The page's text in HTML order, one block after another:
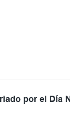
por el Día